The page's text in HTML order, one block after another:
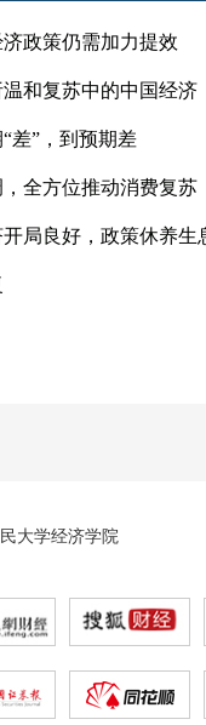
政策仍需加力提效
和复苏中的中国经济
差”，到预期差
全方位推动消费复苏
局良好，政策休养生
大学经济学院